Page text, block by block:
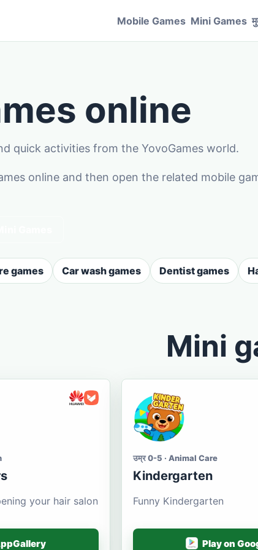
Mobile Games Mini Games
online
quick activities from the YovoGames world.
online and then open the related mobile
games Car wash games Dentist games
Mini
your hair salon
उम्र 0-5 · Animal Care
Kindergarten
Funny Kindergarten
Play on